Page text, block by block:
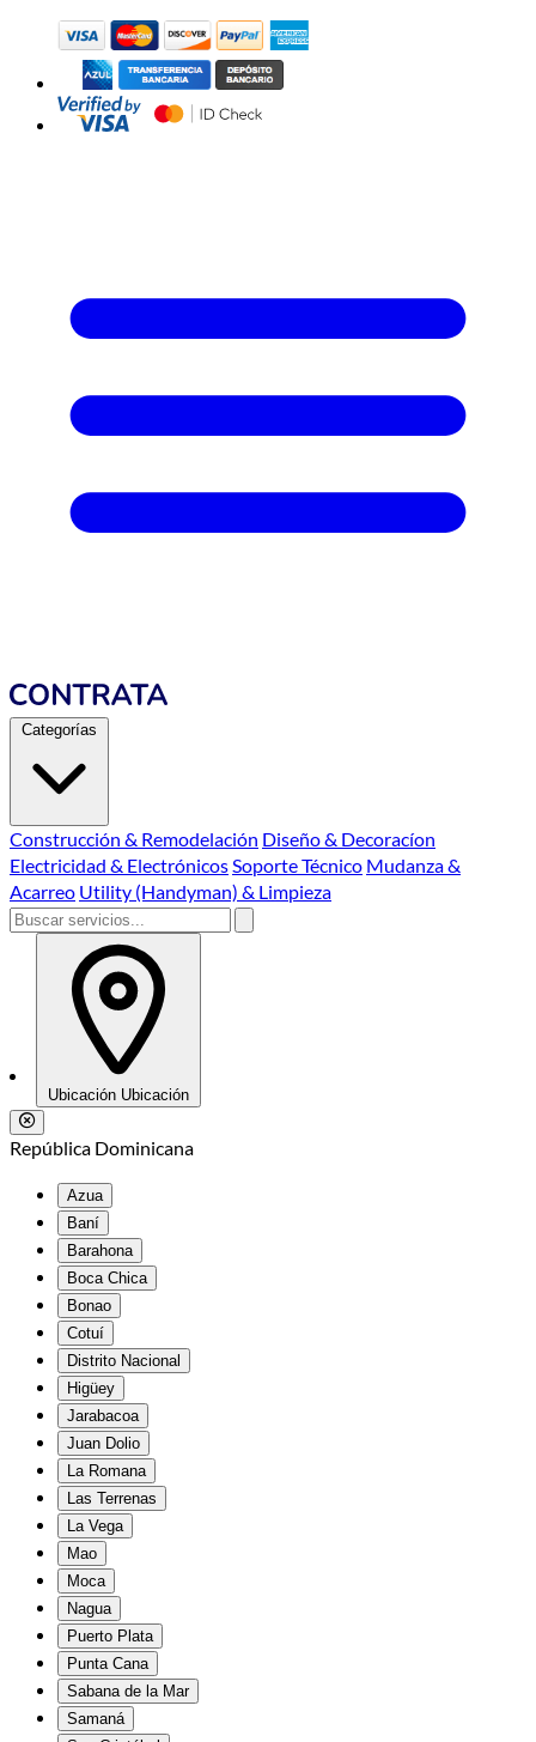
Categorías
Construcción & Remodelación Diseño & Decoracíon
Electricidad & ElectrónicosSoporte Técnico Mudanza &
Acarreo Utility (Handyman) & Limpieza
Ubicación Ubicación
República Dominicana
Azua
Baní
Barahona
Boca Chica
Bonao
Cotuí
Distrito Nacional
Higüey
Jarabacoa
Juan Dolio
La Romana
Las Terrenas
La Vega
Mao
Moca
Nagua
Puerto Plata
Punta Cana
Sabana de la Mar
Samaná